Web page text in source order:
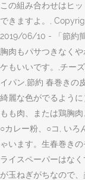
この組み合わせはヒ
できますよ。,
2019/06/10 - 「節約
胸肉もパサつきなく
ケもいいです。,チー
イパン,節約 春巻きの
綺麗な色がでるよう
もも肉、または鶏胸
○カレー粉、○コ, いろ
ゃいます。生春巻き
ライスペーパーはな
が玉ねぎがちなので